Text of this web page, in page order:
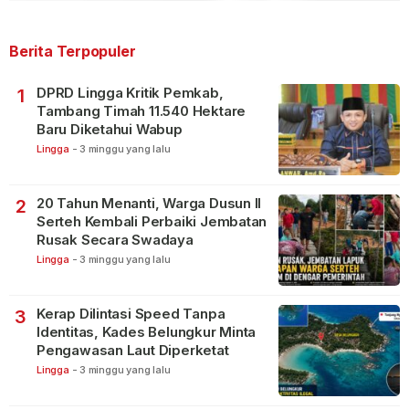
Berita Terpopuler
1
DPRD Lingga Kritik Pemkab,
Tambang Timah 11.540 Hektare
Baru Diketahui Wabup
Lingga - 3 minggu yang lalu
2
20 Tahun Menanti, Warga Dusun II
Serteh Kembali Perbaiki Jembatan
Rusak Secara Swadaya
Lingga - 3 minggu yang lalu
3
Kerap Dilintasi Speed Tanpa
Identitas, Kades Belungkur Minta
Pengawasan Laut Diperketat
Lingga - 3 minggu yang lalu